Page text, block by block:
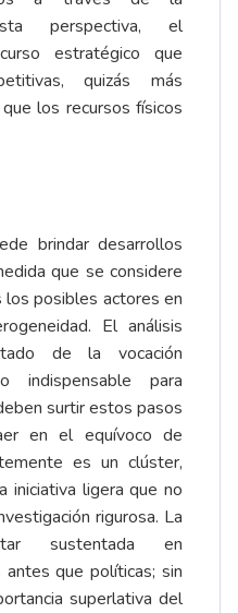
perspectiva, el
estratégico que
quizás más
los recursos físicos
brindar desarrollos
que se considere
posibles actores en
El análisis
de la vocación
indispensable para
surtir estos pasos
en el equívoco de
es un clúster,
iniciativa ligera que no
rigurosa. La
sustentada en
antes que políticas; sin
superlativa del